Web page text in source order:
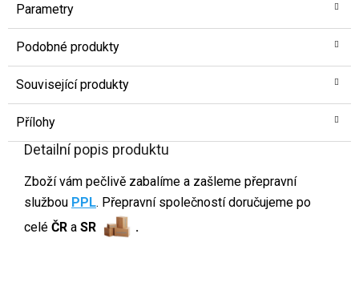
Parametry
Podobné produkty
Související produkty
Přílohy
Detailní popis produktu
Zboží vám pečlivě zabalíme a zašleme přepravní
službou PPL. Přepravní společností doručujeme po
celé ČR a SR .